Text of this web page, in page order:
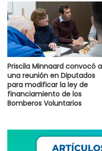
Priscila Minnaard convocó a
una reunión en Diputados
para modificar la ley de
financiamiento de los
Bomberos Voluntarios